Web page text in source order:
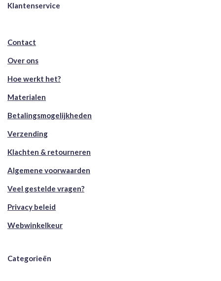
Klantenservice
Contact
Over ons
Hoe werkt het?
Materialen
Betalingsmogelijkheden
Verzending
Klachten & retourneren
Algemene voorwaarden
Veel gestelde vragen?
Privacy beleid
Webwinkelkeur
Categorieën